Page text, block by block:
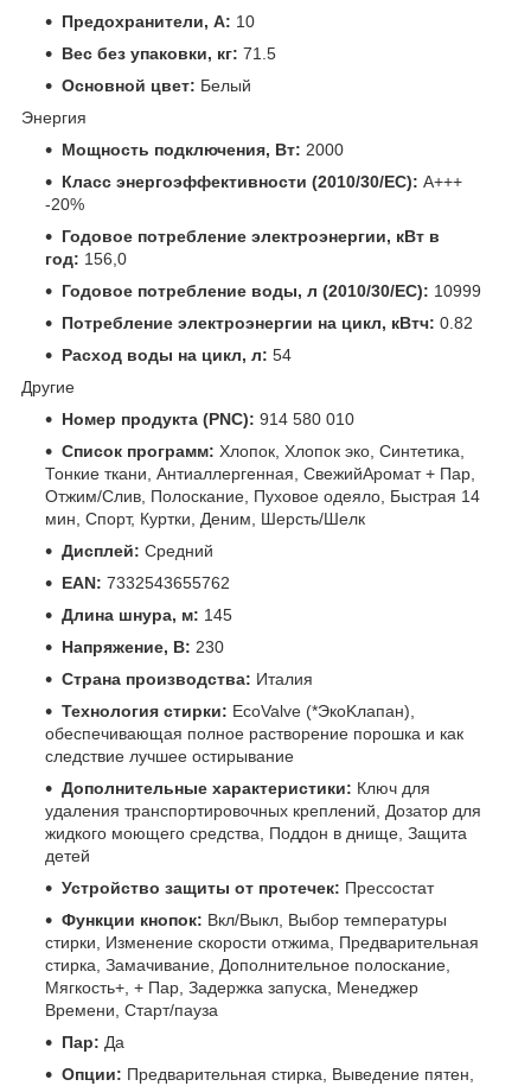
Предохранители, А: 10
Вес без упаковки, кг: 71.5
Основной цвет: Белый
Энергия
Мощность подключения, Вт: 2000
Класс энергоэффективности (2010/30/EC): A+++
-20%
Годовое потребление электроэнергии, кВт в
год: 156,0
Годовое потребление воды, л (2010/30/EC): 10999
Потребление электроэнергии на цикл, кВтч: 0.82
Расход воды на цикл, л: 54
Другие
Номер продукта (PNC): 914 580 010
Список программ: Хлопок, Хлопок эко, Синтетика,
Тонкие ткани, Антиаллергенная, СвежийАромат + Пар,
Отжим/Слив, Полоскание, Пуховое одеяло, Быстрая 14
мин, Спорт, Куртки, Деним, Шерсть/Шелк
Дисплей: Средний
EAN: 7332543655762
Длина шнура, м: 145
Напряжение, В: 230
Страна производства: Италия
Технология стирки: EcoValve (*ЭкоKлапан),
обеспечивающая полное растворение порошка и как
следствие лучшее остирывание
Дополнительные характеристики: Ключ для
удаления транспортировочных креплений, Дозатор для
жидкого моющего средства, Поддон в днище, Защита
детей
Устройство защиты от протечек: Прессостат
Функции кнопок: Вкл/Выкл, Выбор температуры
стирки, Изменение скорости отжима, Предварительная
стирка, Замачивание, Дополнительное полоскание,
Мягкость+, + Пар, Задержка запуска, Менеджер
Времени, Старт/пауза
Пар: Да
Опции: Предварительная стирка, Выведение пятен,